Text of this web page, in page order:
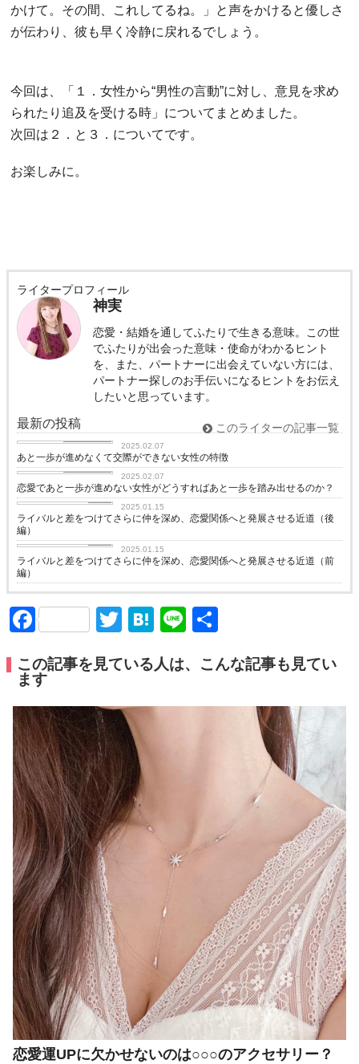
かけて。その間、これしてるね。」と声をかけると優しさ
が伝わり、彼も早く冷静に戻れるでしょう。
今回は、「１．女性から“男性の言動”に対し、意見を求め
られたり追及を受ける時」についてまとめました。
次回は２．と３．についてです。
お楽しみに。
ライタープロフィール
神実
恋愛・結婚を通してふたりで生きる意味。この世
でふたりが出会った意味・使命がわかるヒント
を、また、パートナーに出会えていない方には、
パートナー探しのお手伝いになるヒントをお伝え
したいと思っています。
最新の投稿 このライターの記事一覧
2025.02.07
あと一歩が進めなくて交際ができない女性の特徴
恋愛コラム
2025.02.07
恋愛であと一歩が進めない女性がどうすればあと一歩を踏み出せるのか？
love
2025.01.15
ライバルと差をつけてさらに仲を深め、恋愛関係へと発展させる近道（後
編）
love
2025.01.15
ライバルと差をつけてさらに仲を深め、恋愛関係へと発展させる近道（前
編）
FacebookTwitter
Hatena
Line
この記事を見ている人は、こんな記事も見てい
ます
恋愛運UPに欠かせないのは○○○のアクセサリー？